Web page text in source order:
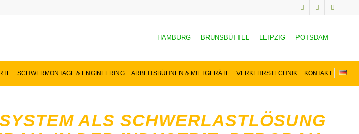
HAMBURG BRUNSBÜTTEL LEIPZIG POTSDAM
SCHWERMONTAGE & ENGINEERING ARBEITSBÜHNEN & MIETGERÄTE VERKEHRSTECHNIK KONTAKT
ALS SCHWERLASTLÖSUNG